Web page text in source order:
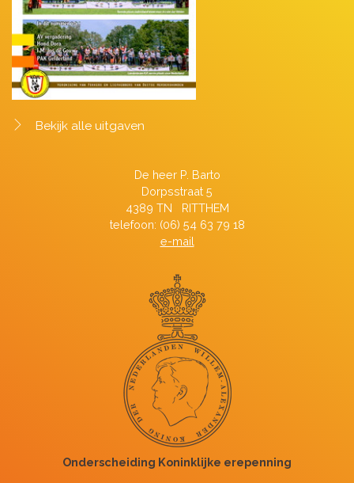
Bekijk alle uitgaven
De heer P. Barto
Dorpsstraat 5
4389 TN RITTHEM
telefoon: (06) 54 63 79 18
e-mail